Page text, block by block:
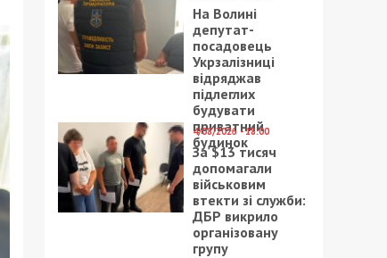
На Волині
депутат-
посадовець
Укрзалізниці
відряджав
підлеглих
будувати
приватний
будинок
4/08/2026 - 18:00
За $13 тисяч
допомагали
військовим
втекти зі служби:
ДБР викрило
організовану
групу